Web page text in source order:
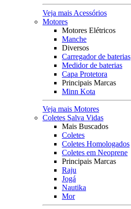
Veja mais Acessórios
Motores
Motores Elétricos
Manche
Diversos
Carregador de baterias
Medidor de baterias
Capa Protetora
Principais Marcas
Minn Kota
Veja mais Motores
Coletes Salva Vidas
Mais Buscados
Coletes
Coletes Homologados
Coletes em Neoprene
Principais Marcas
Raju
Jogá
Nautika
Mor